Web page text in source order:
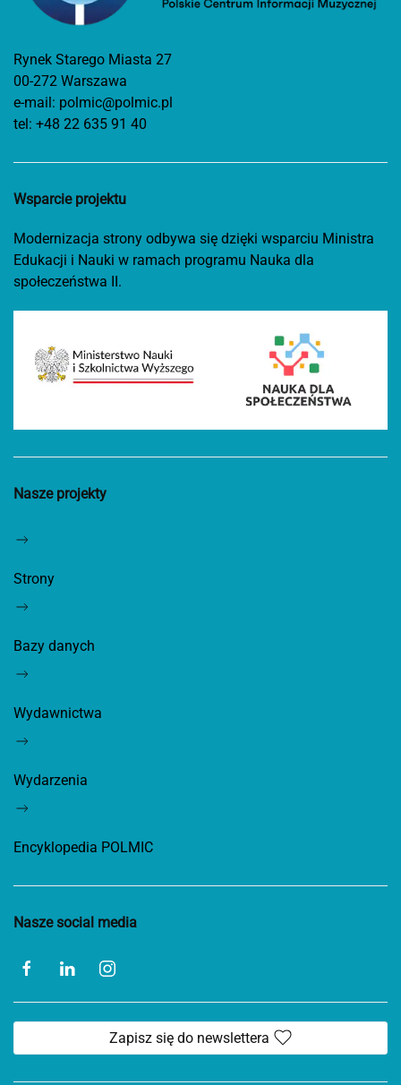
Rynek Starego Miasta 27
00-272 Warszawa
e-mail: polmic@polmic.pl
tel: +48 22 635 91 40
Wsparcie projektu
Modernizacja strony odbywa się dzięki wsparciu Ministra
Edukacji i Nauki w ramach programu Nauka dla
społeczeństwa II.
Nasze projekty
Strony
Bazy danych
Wydawnictwa
Wydarzenia
Encyklopedia POLMIC
Nasze social media
Zapisz się do newslettera